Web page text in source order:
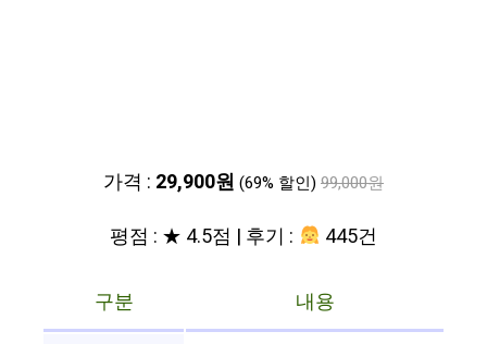
가격 : 29,900원 (69% 할인) 99,000원
평점 : ★ 4.5점 | 후기 : 445건
구분
내용